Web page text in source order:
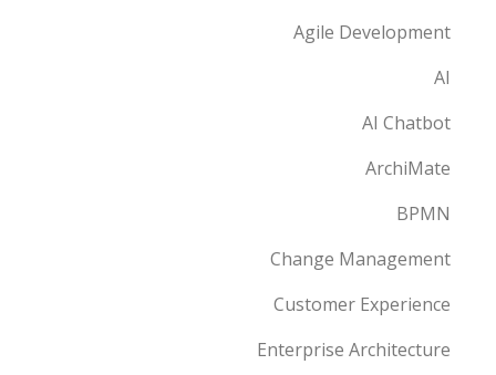
Agile Development
AI
AI Chatbot
ArchiMate
BPMN
Change Management
Customer Experience
Enterprise Architecture